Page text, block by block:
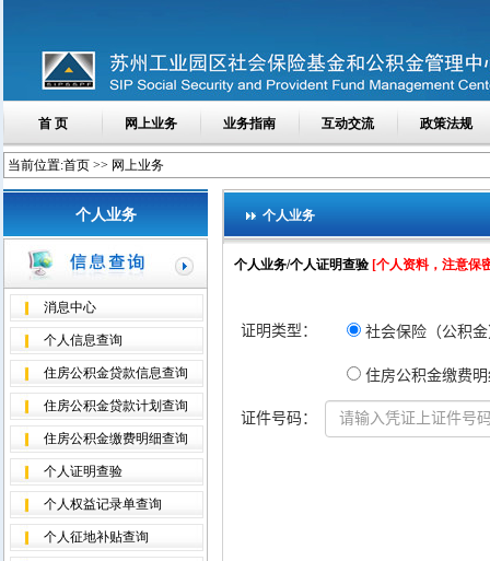
首 页 网上业务 业务指南 互动交流 政策法规
当前位置:首页 >> 网上业务
个人业务
消息中心
个人信息查询
住房公积金贷款信息查询
住房公积金贷款计划查询
住房公积金缴费明细查询
个人证明查验
个人权益记录单查询
个人征地补贴查询
个人业务
个人业务/个人证明查验 [个人资料，注意保